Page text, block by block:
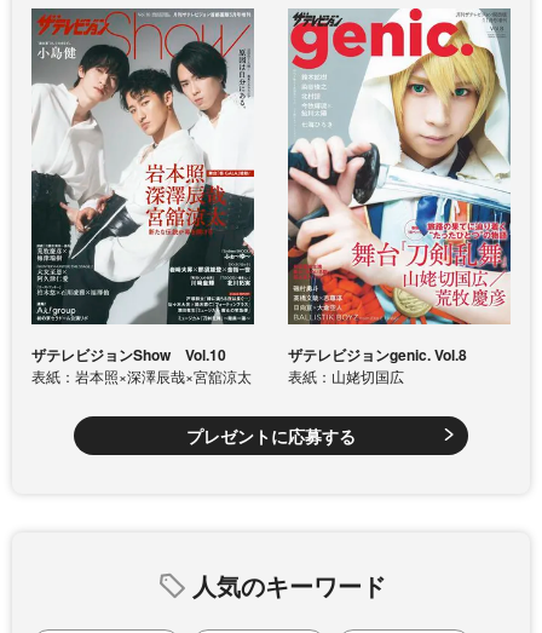
ザテレビジョンShow Vol.10
表紙：岩本照×深澤辰哉×宮舘涼太
ザテレビジョンgenic. Vol.8
表紙：山姥切国広
プレゼントに応募する
人気のキーワード